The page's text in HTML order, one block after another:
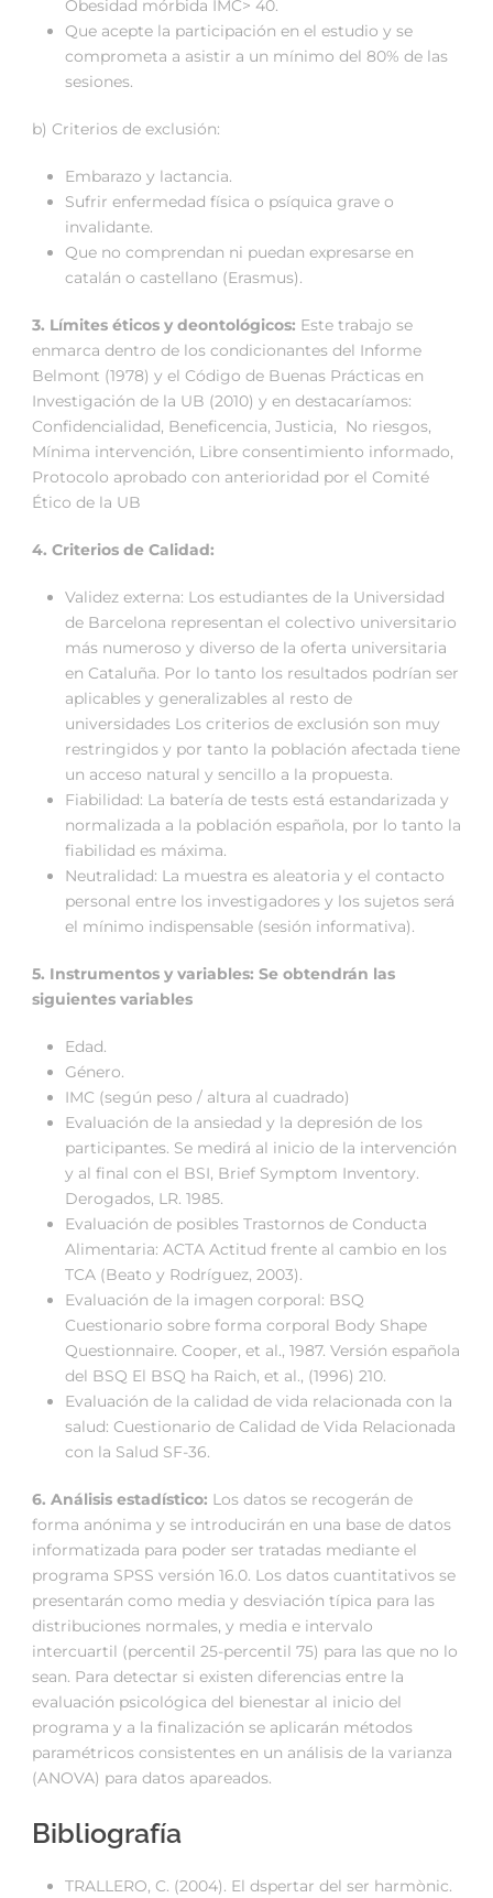
Obesidad mórbida IMC> 40.
Que acepte la participación en el estudio y se
comprometa a asistir a un mínimo del 80% de las
sesiones.
b) Criterios de exclusión:
Embarazo y lactancia.
Sufrir enfermedad física o psíquica grave o
invalidante.
Que no comprendan ni puedan expresarse en
catalán o castellano (Erasmus).
3. Límites éticos y deontológicos: Este trabajo se
enmarca dentro de los condicionantes del Informe
Belmont (1978) y el Código de Buenas Prácticas en
Investigación de la UB (2010) y en destacaríamos:
Confidencialidad, Beneficencia, Justicia, No riesgos,
Mínima intervención, Libre consentimiento informado,
Protocolo aprobado con anterioridad por el Comité
Ético de la UB
4. Criterios de Calidad:
Validez externa: Los estudiantes de la Universidad
de Barcelona representan el colectivo universitario
más numeroso y diverso de la oferta universitaria
en Cataluña. Por lo tanto los resultados podrían ser
aplicables y generalizables al resto de
universidades Los criterios de exclusión son muy
restringidos y por tanto la población afectada tiene
un acceso natural y sencillo a la propuesta.
Fiabilidad: La batería de tests está estandarizada y
normalizada a la población española, por lo tanto la
fiabilidad es máxima.
Neutralidad: La muestra es aleatoria y el contacto
personal entre los investigadores y los sujetos será
el mínimo indispensable (sesión informativa).
5. Instrumentos y variables: Se obtendrán las
siguientes variables
Edad.
Género.
IMC (según peso / altura al cuadrado)
Evaluación de la ansiedad y la depresión de los
participantes. Se medirá al inicio de la intervención
y al final con el BSI, Brief Symptom Inventory.
Derogados, LR. 1985.
Evaluación de posibles Trastornos de Conducta
Alimentaria: ACTA Actitud frente al cambio en los
TCA (Beato y Rodríguez, 2003).
Evaluación de la imagen corporal: BSQ
Cuestionario sobre forma corporal Body Shape
Questionnaire. Cooper, et al., 1987. Versión española
del BSQ El BSQ ha Raich, et al., (1996) 210.
Evaluación de la calidad de vida relacionada con la
salud: Cuestionario de Calidad de Vida Relacionada
con la Salud SF-36.
6. Análisis estadístico: Los datos se recogerán de
forma anónima y se introducirán en una base de datos
informatizada para poder ser tratadas mediante el
programa SPSS versión 16.0. Los datos cuantitativos se
presentarán como media y desviación típica para las
distribuciones normales, y media e intervalo
intercuartil (percentil 25-percentil 75) para las que no lo
sean. Para detectar si existen diferencias entre la
evaluación psicológica del bienestar al inicio del
programa y a la finalización se aplicarán métodos
paramétricos consistentes en un análisis de la varianza
(ANOVA) para datos apareados.
Bibliografía
TRALLERO, C. (2004). El dspertar del ser harmònic.